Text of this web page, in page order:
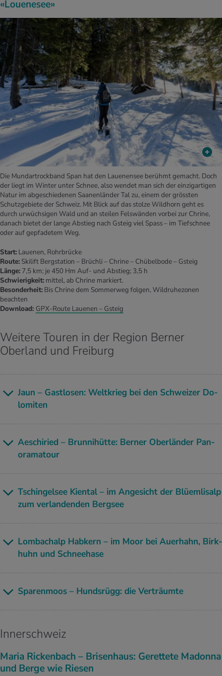
«Lou­e­ne­see»
Die Mundartrockband Span hat den Lauenensee berühmt gemacht. Doch
der liegt im Winter unter Schnee, also wendet man sich der einzigartigen
Natur im abgeschiedenen Saanenländer Tal zu, einem der grössten
Schutzgebiete der Schweiz. Mit Blick auf das stolze Wildhorn geht es
durch urwüchsigen Wald und an steilen Felswänden vorbei zur Chrine,
danach bietet der lange Abstieg nach Gsteig viel Spass – im Tiefschnee
oder auf gepfadetem Weg.
Start: Lauenen, Rohrbrücke
Route: Skilift Bergstation – Brüchli – Chrine – Chübelbode – Gsteig
Länge: 7,5 km; je 450 Hm Auf- und Abstieg; 3,5 h
Schwierigkeit: mittel, ab Chrine markiert.
Besonderheit: Bis Chrine dem Sommerweg folgen, Wildruhezonen
beachten
Download: GPX-Route Lauenen – Gsteig
Weitere Touren in der Region Berner
Oberland und Freiburg
Jaun – Gast­lo­sen: Welt­krieg bei den Schwei­zer Do­
lo­mi­ten
Aeschi­ried – Brun­ni­hüt­te: Ber­ner Ober­län­der Pan­
ora­ma­tour
Tschin­gel­see Kien­tal – im An­ge­sicht der Blüem­li­salp
zum ver­lan­den­den Berg­see
Lom­ba­ch­alp Hab­kern – im Moor bei Au­er­hahn, Birk­
huhn und Schnee­ha­se
Spa­ren­moos – Hunds­rügg: die Ver­träum­te
Innerschweiz
Maria Rickenbach – Brisenhaus: Gerettete Madonna
und Berge wie Riesen